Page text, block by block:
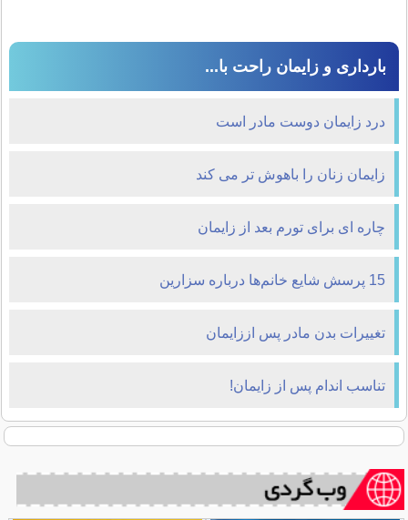
بارداری و زایمان راحت با...
درد زايمان دوست مادر است
زایمان زنان را باهوش ‌تر می ‌کند
چاره ای برای تورم بعد از زایمان
15 پرسش شايع خانم‌ها درباره سزارين
تغييرات بدن مادر پس اززايمان
تناسب اندام پس از زایمان!